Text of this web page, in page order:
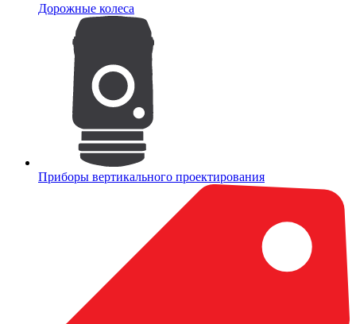
Дорожные колеса
Приборы вертикального проектирования